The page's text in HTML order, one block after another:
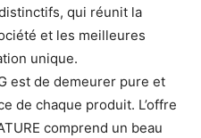
qui réunit la
et les meilleures
unique.
est de demeurer pure et
de chaque produit. L’offre
comprend un beau